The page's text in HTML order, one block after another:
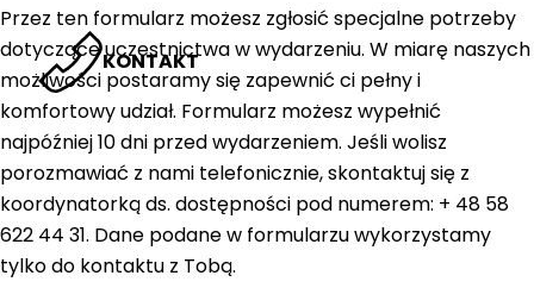
KONTAKT
Przez ten formularz możesz zgłosić specjalne potrzeby
dotyczące uczestnictwa w wydarzeniu. W miarę naszych
możliwości postaramy się zapewnić ci pełny i
komfortowy udział. Formularz możesz wypełnić
najpóźniej 10 dni przed wydarzeniem. Jeśli wolisz
porozmawiać z nami telefonicznie, skontaktuj się z
koordynatorką ds. dostępności pod numerem: + 48 58
622 44 31. Dane podane w formularzu wykorzystamy
tylko do kontaktu z Tobą.